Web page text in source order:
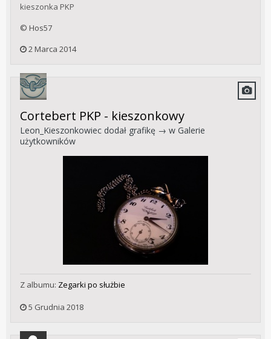
kieszonka PKP
© Hos57
2 Marca 2014
Cortebert PKP - kieszonkowy
Leon_Kieszonkowiec dodał grafikę → w Galerie
użytkowników
Z albumu: Zegarki po służbie
5 Grudnia 2018